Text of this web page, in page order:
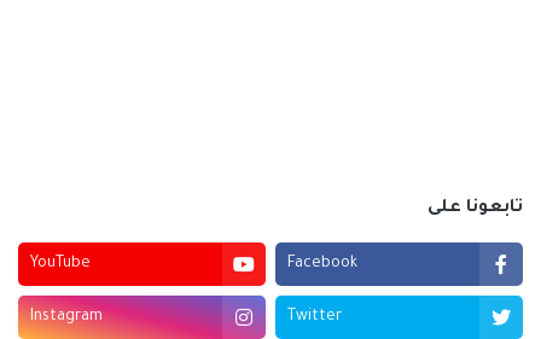
تابعونا على
Facebook
YouTube
Twitter
Instagram